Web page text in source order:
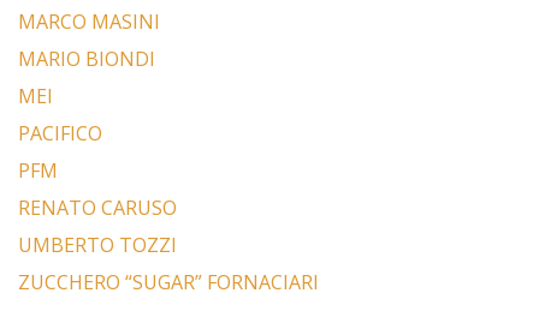
MARCO MASINI
MARIO BIONDI
MEI
PACIFICO
PFM
RENATO CARUSO
UMBERTO TOZZI
ZUCCHERO “SUGAR” FORNACIARI